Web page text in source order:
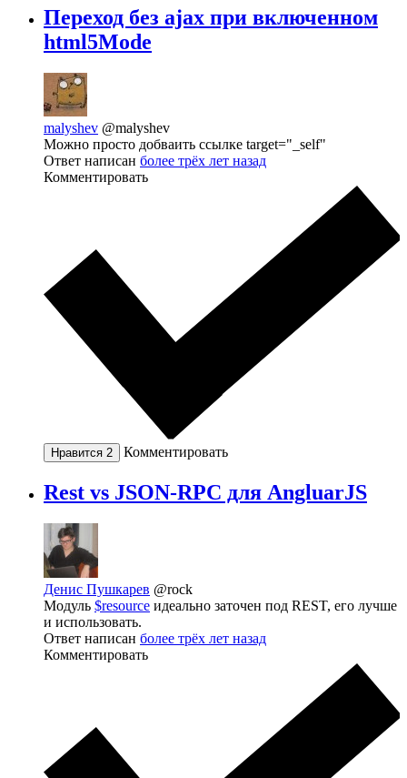
Переход без ajax при включенном
html5Mode
malyshev @malyshev
Можно просто добваить ссылке target="_self"
Ответ написан более трёх лет назад
Комментировать
Нравится 2 Комментировать
Rest vs JSON-RPC для AngluarJS
Денис Пушкарев @rock
Модуль $resource идеально заточен под REST, его лучше
и использовать.
Ответ написан более трёх лет назад
Комментировать